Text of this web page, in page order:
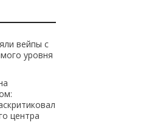
вейпы с
уровня
центра